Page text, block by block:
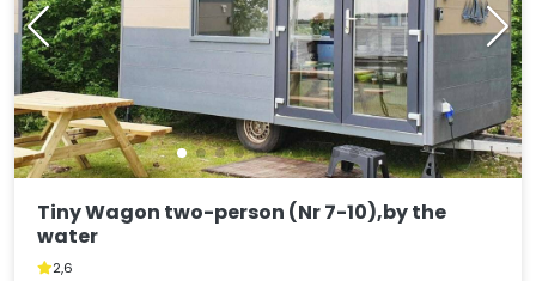
Tiny Wagon two-person (Nr 7-10),by the
water
2,6